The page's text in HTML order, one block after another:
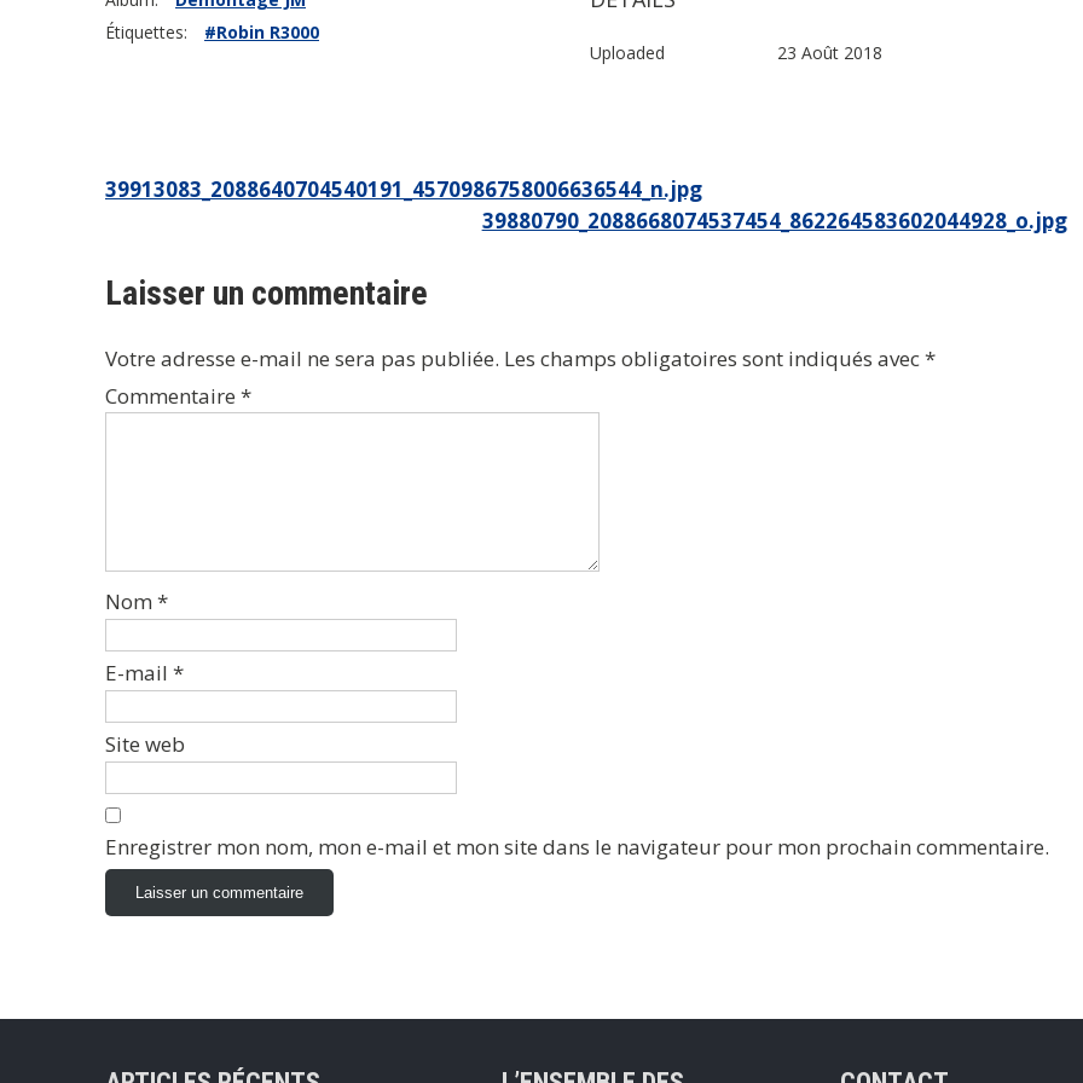
Étiquettes:
#Robin R3000
Uploaded 23 Août 2018
Navigation
l’article
39913083_2088640704540191_4570986758006636544_n.jpg
39880790_2088668074537454_862264583602044928_o.jpg
Laisser un commentaire
Votre adresse e-mail ne sera pas publiée. Les champs obligatoires sont indiqués avec*
Commentaire *
Nom *
E-mail *
Site web
Enregistrer mon nom, mon e-mail et mon site dans le navigateur pour mon prochain commentaire.